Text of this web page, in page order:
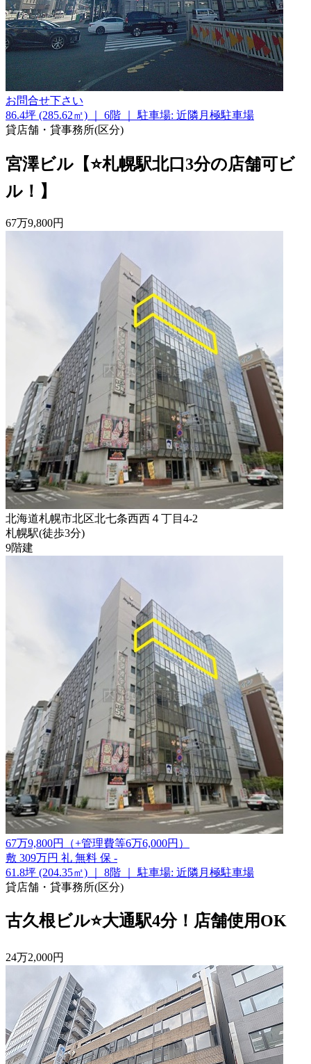
お問合せ下さい
86.4坪 (285.62㎡)
6階
駐車場: 近隣月極駐車場
貸店舗・貸事務所(区分)
宮澤ビル【⭐札幌駅北口3分の店舗可ビ
ル！】
67万9,800円
北海道札幌市北区北七条西西４丁目4-2
札幌駅(徒歩3分)
9階建
67万9,800円 （+管理費等6万6,000円 ）
敷 309万円 礼 無料 保 -
61.8坪 (204.35㎡)
8階
駐車場: 近隣月極駐車場
貸店舗・貸事務所(区分)
古久根ビル⭐大通駅4分！店舗使用OK
24万2,000円